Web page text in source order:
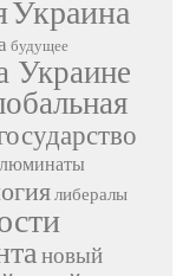
Украина
будущее
Украине
либералы
новый